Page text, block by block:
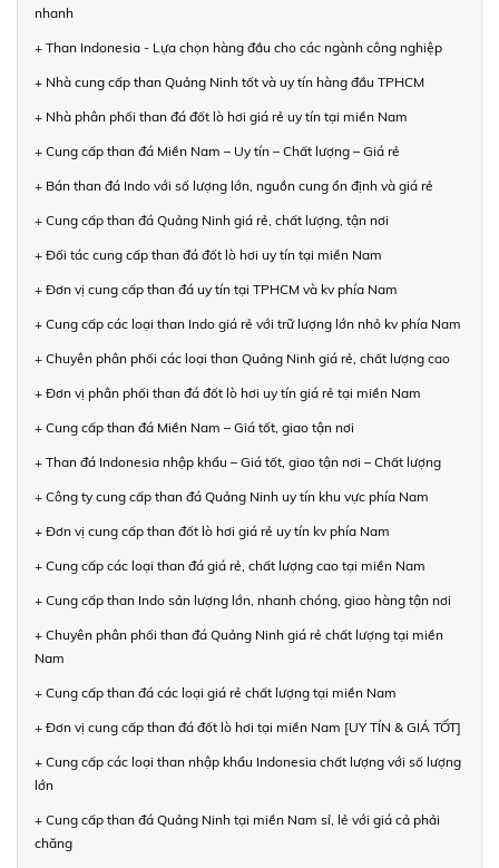
nhanh
+ Than Indonesia - Lựa chọn hàng đầu cho các ngành công nghiệp
+ Nhà cung cấp than Quảng Ninh tốt và uy tín hàng đầu TPHCM
+ Nhà phân phối than đá đốt lò hơi giá rẻ uy tín tại miền Nam
+ Cung cấp than đá Miền Nam – Uy tín – Chất lượng – Giá rẻ
+ Bán than đá Indo với số lượng lớn, nguồn cung ổn định và giá rẻ
+ Cung cấp than đá Quảng Ninh giá rẻ, chất lượng, tận nơi
+ Đối tác cung cấp than đá đốt lò hơi uy tín tại miền Nam
+ Đơn vị cung cấp than đá uy tín tại TPHCM và kv phía Nam
+ Cung cấp các loại than Indo giá rẻ với trữ lượng lớn nhỏ kv phía Nam
+ Chuyên phân phối các loại than Quảng Ninh giá rẻ, chất lượng cao
+ Đơn vị phân phối than đá đốt lò hơi uy tín giá rẻ tại miền Nam
+ Cung cấp than đá Miền Nam – Giá tốt, giao tận nơi
+ Than đá Indonesia nhập khẩu – Giá tốt, giao tận nơi – Chất lượng
+ Công ty cung cấp than đá Quảng Ninh uy tín khu vực phía Nam
+ Đơn vị cung cấp than đốt lò hơi giá rẻ uy tín kv phía Nam
+ Cung cấp các loại than đá giá rẻ, chất lượng cao tại miền Nam
+ Cung cấp than Indo sản lượng lớn, nhanh chóng, giao hàng tận nơi
+ Chuyên phân phối than đá Quảng Ninh giá rẻ chất lượng tại miền
Nam
+ Cung cấp than đá các loại giá rẻ chất lượng tại miền Nam
+ Đơn vị cung cấp than đá đốt lò hơi tại miền Nam [UY TÍN & GIÁ TỐT]
+ Cung cấp các loại than nhập khẩu Indonesia chất lượng với số lượng
lớn
+ Cung cấp than đá Quảng Ninh tại miền Nam sỉ, lẻ với giá cả phải
chăng